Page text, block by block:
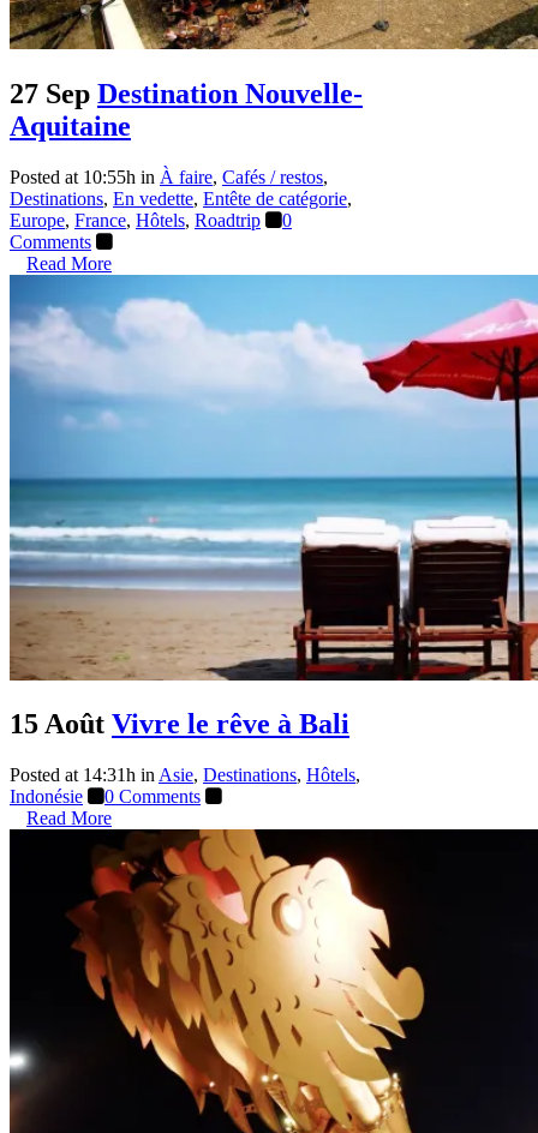
27 Sep Destination Nouvelle-
Aquitaine
Posted at 10:55h in À faire, Cafés / restos,
Destinations, En vedette, Entête de catégorie,
Europe, France, Hôtels, Roadtrip
0
Comments
Read More
15 Août Vivre le rêve à Bali
Posted at 14:31h in Asie, Destinations, Hôtels,
Indonésie
0 Comments
Read More